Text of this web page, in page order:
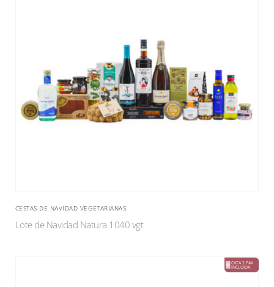
CESTAS DE NAVIDAD VEGETARIANAS
Lote de Navidad Natura 1040 vgt